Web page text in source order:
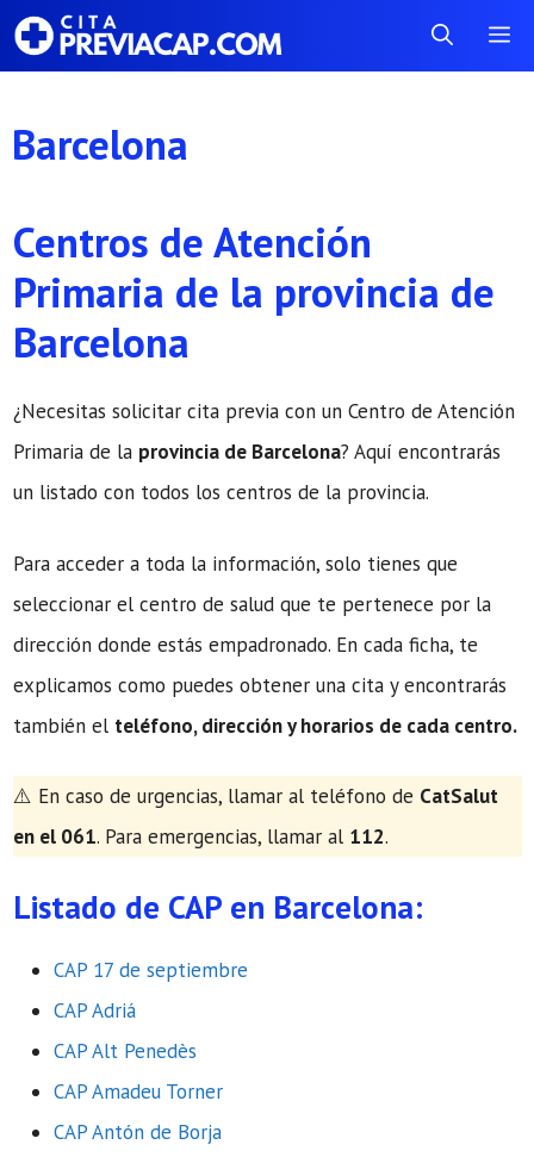
Saltar
Barcelona
Centros de Atención
Primaria de la provincia de
Barcelona
¿Necesitas solicitar cita previa con un Centro de Atención
Primaria de la provincia de Barcelona? Aquí encontrarás
un listado con todos los centros de la provincia.
Para acceder a toda la información, solo tienes que
seleccionar el centro de salud que te pertenece por la
dirección donde estás empadronado. En cada ficha, te
explicamos como puedes obtener una cita y encontrarás
también el teléfono, dirección y horarios de cada centro.
​⚠️ En caso de urgencias, llamar al teléfono de CatSalut
en el 061. Para emergencias, llamar al 112.
Listado de CAP en Barcelona:
CAP 17 de septiembre
CAP Adriá
CAP Alt Penedès
CAP Amadeu Torner
CAP Antón de Borja